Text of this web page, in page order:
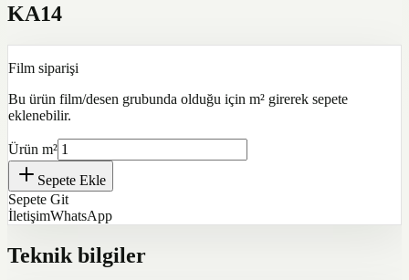
KA14
Film siparişi
Bu ürün film/desen grubunda olduğu için m² girerek sepete
eklenebilir.
Ürün m²
Sepete Ekle
Sepete Git
İletişimWhatsApp
Teknik bilgiler